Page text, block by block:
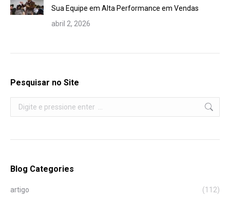
Sua Equipe em Alta Performance em Vendas
abril 2, 2026
Pesquisar no Site
Search:
Blog Categories
artigo
(112)